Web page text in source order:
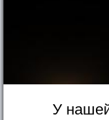
У